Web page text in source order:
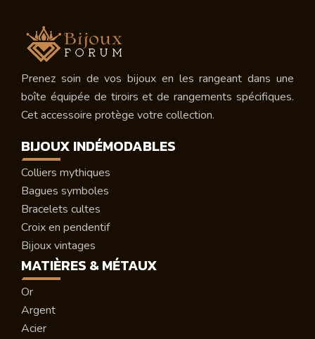
Prenez soin de vos bijoux en les rangeant dans une
boîte équipée de tiroirs et de rangements spécifiques.
Cet accessoire protège votre collection.
BIJOUX INDÉMODABLES
Colliers mythiques
Bagues symboles
Bracelets cultes
Croix en pendentif
Bijoux vintages
MATIÈRES & MÉTAUX
Or
Argent
Acier